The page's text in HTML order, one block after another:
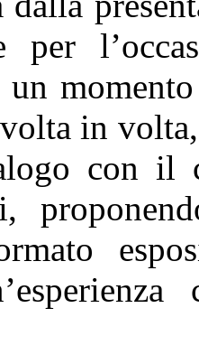
per
un
in
con il